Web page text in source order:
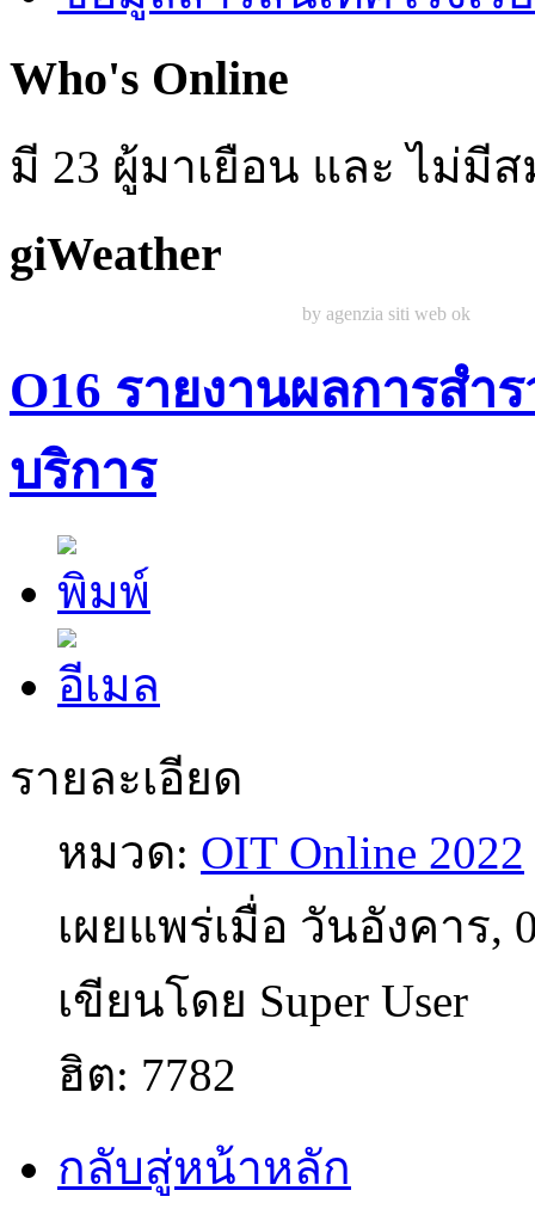
Who's Online
มี 23 ผู้มาเยือน และ ไม่มี
giWeather
by agenzia siti web ok
O16 รายงานผลการสำ
บริการ
รายละเอียด
หมวด: OIT Online 2022
เผยแพร่เมื่อ วันอังคาร,
เขียนโดย Super User
ฮิต: 7782
กลับสู่หน้าหลัก